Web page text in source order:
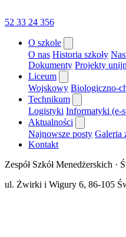
52 33 24 356
O szkole
O nas Historia szkoły
Dokumenty Projekty
Liceum
Wojskowy Biologiczno-
Technikum
Logistyki Informatyki (e-
Aktualności
Najnowsze posty Galeria
Kontakt
Zespół Szkół Menedżerskich ·
ul. Żwirki i Wigury 6, 86-105